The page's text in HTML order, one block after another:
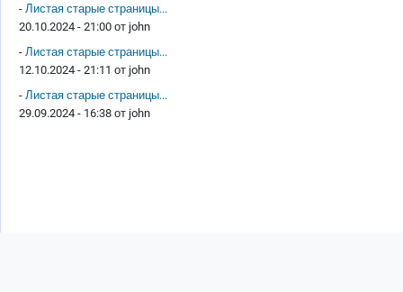
- Листая старые страницы...
20.10.2024 - 21:00 от john
- Листая старые страницы...
12.10.2024 - 21:11 от john
- Листая старые страницы...
29.09.2024 - 16:38 от john